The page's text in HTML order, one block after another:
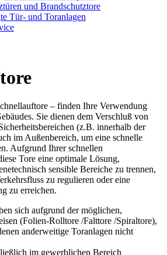
und Brandschutztore
Tür- und Toranlagen
– finden Ihre Verwendung
Sie dienen dem Verschluß von
(z.B. innerhalb der
im Außenbereich, um eine schnelle
Aufgrund Ihrer schnellen
Tore eine optimale Lösung,
sensible Bereiche zu trennen,
zu regulieren oder eine
zu erreichen.
sich aufgrund der möglichen,
(Folien-Rolltore /Falttore /Spiraltore),
anderweitige Toranlagen nicht
im gewerblichen Bereich